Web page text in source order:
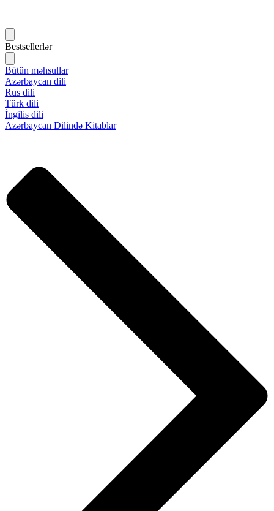
Bestsellerlər
Bütün məhsullar
Azərbaycan dili
Rus dili
Türk dili
İngilis dili
Azərbaycan Dilində Kitablar